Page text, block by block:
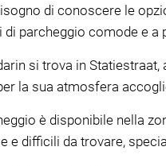
di conoscere le
di parcheggio comode e
si trova in
la sua atmosfera
è disponibile nella
e difficili da trovare,